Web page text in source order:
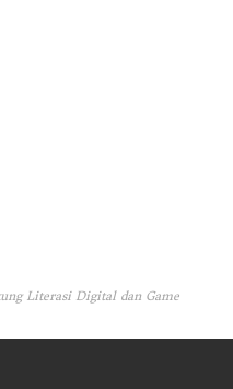
Literasi Digital dan Game